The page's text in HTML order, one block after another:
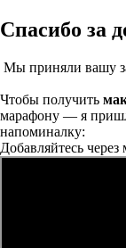
Спасибо за
Мы приняли вашу
Чтобы получить
марафону — я
напоминалку:
Добавляйтесь